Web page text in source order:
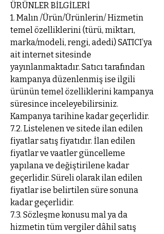
ÜRÜNLER BİLGİLERİ
1. Malın /Ürün/Ürünlerin/ Hizmetin
temel özelliklerini (türü, miktarı,
marka/modeli, rengi, adedi) SATICI’ya
ait internet sitesinde
yayınlanmaktadır. Satıcı tarafından
kampanya düzenlenmiş ise ilgili
ürünün temel özelliklerini kampanya
süresince inceleyebilirsiniz.
Kampanya tarihine kadar geçerlidir.
7.2. Listelenen ve sitede ilan edilen
fiyatlar satış fiyatıdır. İlan edilen
fiyatlar ve vaatler güncelleme
yapılana ve değiştirilene kadar
geçerlidir. Süreli olarak ilan edilen
fiyatlar ise belirtilen süre sonuna
kadar geçerlidir.
7.3. Sözleşme konusu mal ya da
hizmetin tüm vergiler dâhil satış